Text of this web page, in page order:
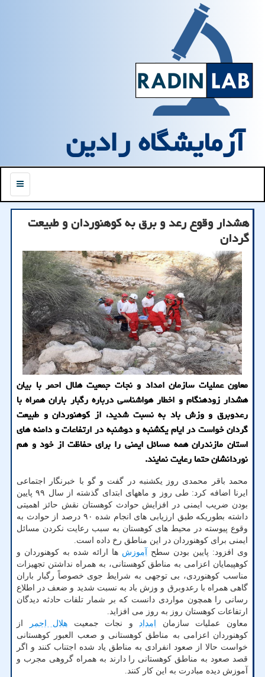
آزمایشگاه رادین
منو
هشدار وقوع رعد و برق به كوهنوردان و طبیعت
گردان
معاون عملیات سازمان امداد و نجات جمعیت هلال احمر با بیان
هشدار زودهنگام و اخطار هواشناسی درباره رگبار باران همراه با
رعدوبرق و وزش باد به نسبت شدید، از كوهنوردان و طبیعت
گردان خواست در ایام یكشنبه و دوشنبه در ارتفاعات و دامنه های
استان مازندران همه مسائل ایمنی را برای حفاظت از خود و هم
نوردانشان حتما رعایت نمایند.
محمد باقر محمدی روز یکشنبه در گفت و گو با خبرنگار اجتماعی
ایرنا اضافه کرد: طی روز و ماههای ابتدای گذشته از سال ۹۹ پایین
بودن ضریب ایمنی در افزایش حوادث کوهستان نقش حائز اهمیتی
داشته بطوریکه طبق ارزیابی های انجام شده ۹۰ درصد از حوادث به
وقوع پیوسته در محیط های کوهستان به سبب رعایت نکردن مسائل
ایمنی برای کوهنوردان در این مناطق رخ داده است.
وی افزود: پایین بودن سطح آموزش ها ارائه شده به کوهنوردان و
کوهپیمایان اعزامی به مناطق کوهستانی، به همراه نداشتن تجهیزات
مناسب کوهنوردی، بی توجهی به شرایط جوی خصوصاً رگبار باران
گاهی همراه با رعدوبرق و وزش باد به نسبت شدید و ضعف در اطلاع
رسانی را همچون مواردی دانست که بر شمار تلفات حادثه دیدگان
ارتفاعات کوهستان روز به روز می افزاید.
معاون عملیات سازمان امداد و نجات جمعیت هلال احمر
از
کوهنوردان اعزامی به مناطق کوهستانی و صعب العبور کوهستانی
خواست حالا از صعود انفرادی به مناطق یاد شده اجتناب کنند و اگر
قصد صعود به مناطق کوهستانی را دارند به همراه گروهی مجرب و
آموزش دیده مبادرت به این کار کنند.